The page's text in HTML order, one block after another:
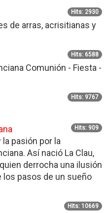
Hits: 2930
de arras, acrisitianas y
Hits: 6588
Comunión - Fiesta -
Hits: 9767
Hits: 909
pasión por la
Así nació La Clau,
derrocha una ilusión
los pasos de un sueño
Hits: 10669